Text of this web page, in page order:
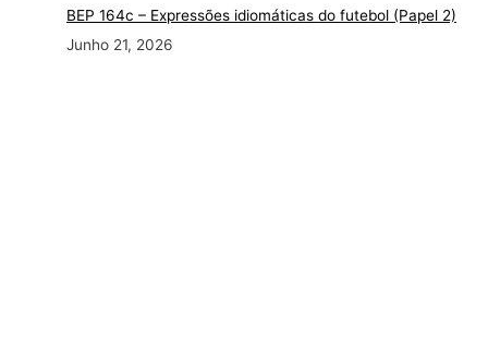
BEP 164c – Expressões idiomáticas do futebol (Papel 2)
Junho 21, 2026